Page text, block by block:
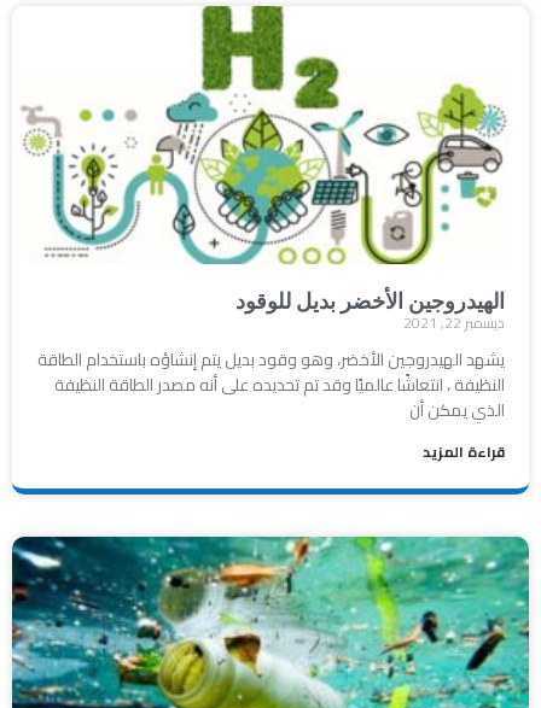
الهيدروجين الأخضر بديل للوقود
ديسمبر 22, 2021
يشهد الهيدروجين الأخضر، وهو وقود بديل يتم إنشاؤه باستخدام الطاقة
النظيفة ، انتعاشًا عالميًا وقد تم تحديده على أنه مصدر الطاقة النظيفة
الذي يمكن أن
قراءة المزيد